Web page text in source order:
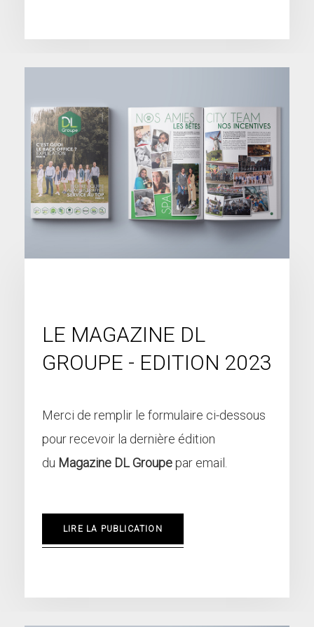
LE MAGAZINE DL
GROUPE - EDITION 2023
Merci de remplir le formulaire ci-dessous
pour recevoir la dernière édition
du Magazine DL Groupepar email.
LIRE LA PUBLICATION